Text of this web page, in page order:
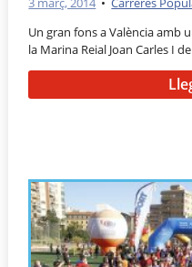
Un gran fons a València amb
la Marina Reial Joan Carles I